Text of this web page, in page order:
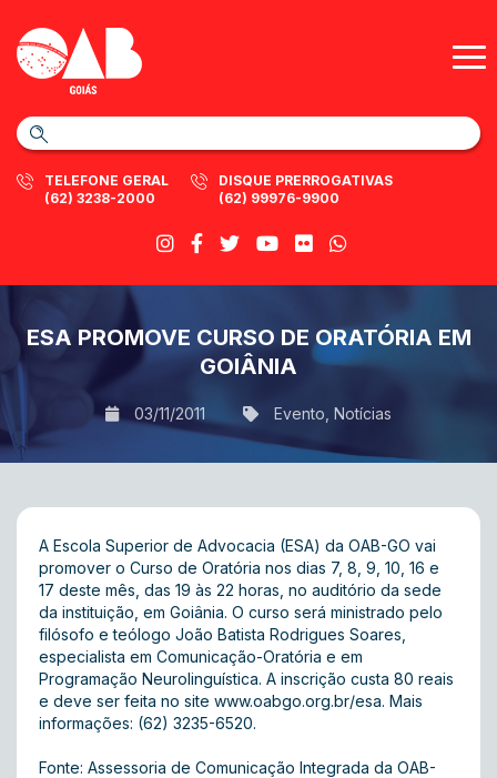
TELEFONE GERAL
(62) 3238-2000
DISQUE PRERROGATIVAS
(62) 99976-9900
ESA PROMOVE CURSO DE ORATÓRIA EM
GOIÂNIA
03/11/2011 Evento Notícias
A Escola Superior de Advocacia (ESA) da OAB-GO vai
promover o Curso de Oratória nos dias 7, 8, 9, 10, 16 e
17 deste mês, das 19 às 22 horas, no auditório da sede
da instituição, em Goiânia. O curso será ministrado pelo
filósofo e teólogo João Batista Rodrigues Soares,
especialista em Comunicação-Oratória e em
Programação Neurolinguística. A inscrição custa 80 reais
e deve ser feita no site www.oabgo.org.br/esa. Mais
informações: (62) 3235-6520.
Fonte: Assessoria de Comunicação Integrada da OAB-